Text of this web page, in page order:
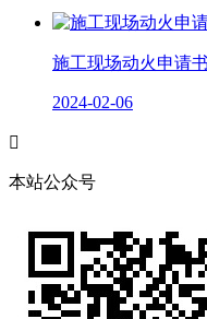
施工现场动火申请
2024-02-06

本站公众号